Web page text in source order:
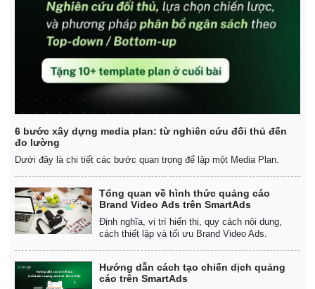
Khởi nghiệp
Thị trường
Tiêu dùng
Chứng khoán
6 bước xây dựng media plan: từ nghiên cứu đối thủ đến
đo lường
Dưới đây là chi tiết các bước quan trọng để lập một Media Plan.
Tổng quan về hình thức quảng cáo
Brand Video Ads trên SmartAds
Định nghĩa, vị trí hiển thị, quy cách nội dung,
cách thiết lập và tối ưu Brand Video Ads.
Hướng dẫn cách tạo chiến dịch quảng
cáo trên SmartAds